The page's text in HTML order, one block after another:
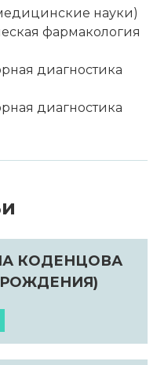
науки)
фармакология
диагностика
диагностика
КОДЕНЦОВА